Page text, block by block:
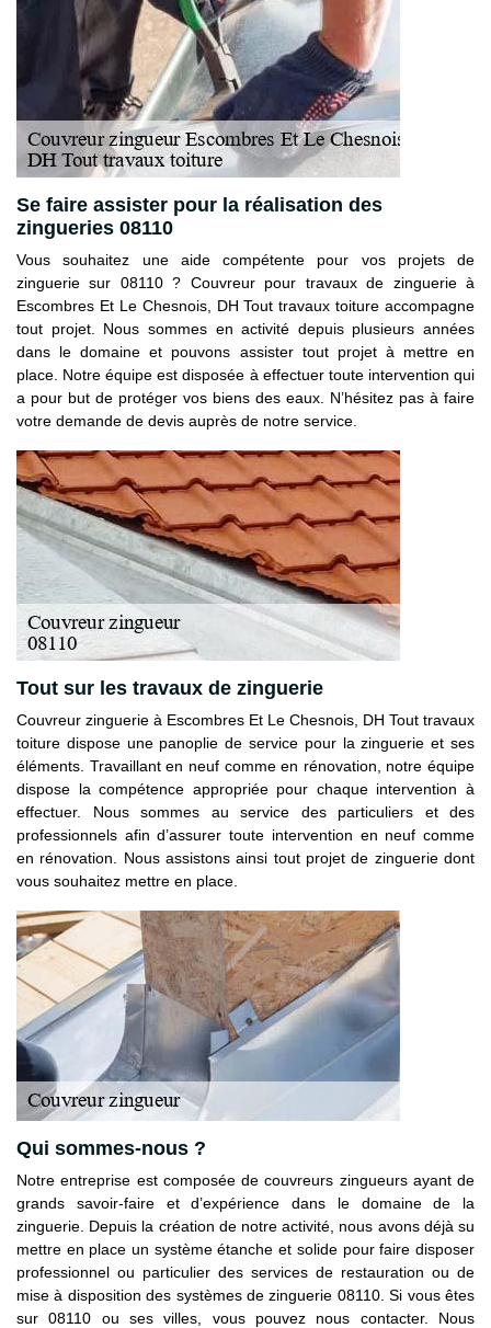
Se faire assister pour la réalisation des
zingueries 08110
Vous souhaitez une aide compétente pour vos projets de
zinguerie sur 08110 ? Couvreur pour travaux de zinguerie à
Escombres Et Le Chesnois, DH Tout travaux toiture accompagne
tout projet. Nous sommes en activité depuis plusieurs années
dans le domaine et pouvons assister tout projet à mettre en
place. Notre équipe est disposée à effectuer toute intervention qui
a pour but de protéger vos biens des eaux. N’hésitez pas à faire
votre demande de devis auprès de notre service.
Tout sur les travaux de zinguerie
Couvreur zinguerie à Escombres Et Le Chesnois, DH Tout travaux
toiture dispose une panoplie de service pour la zinguerie et ses
éléments. Travaillant en neuf comme en rénovation, notre équipe
dispose la compétence appropriée pour chaque intervention à
effectuer. Nous sommes au service des particuliers et des
professionnels afin d’assurer toute intervention en neuf comme
en rénovation. Nous assistons ainsi tout projet de zinguerie dont
vous souhaitez mettre en place.
Qui sommes-nous ?
Notre entreprise est composée de couvreurs zingueurs ayant de
grands savoir-faire et d’expérience dans le domaine de la
zinguerie. Depuis la création de notre activité, nous avons déjà su
mettre en place un système étanche et solide pour faire disposer
professionnel ou particulier des services de restauration ou de
mise à disposition des systèmes de zinguerie 08110. Si vous êtes
sur 08110 ou ses villes, vous pouvez nous contacter. Nous